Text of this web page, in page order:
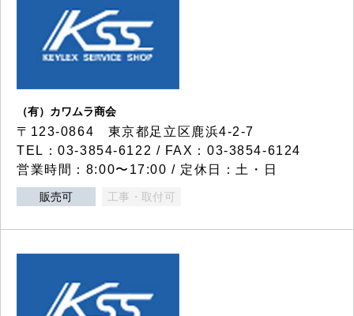
（有）カワムラ商会
〒123-0864 東京都足立区鹿浜4-2-7
TEL：03-3854-6122 / FAX：03-3854-6124
営業時間：8:00〜17:00 / 定休日：土・日
販売可 工事・取付可